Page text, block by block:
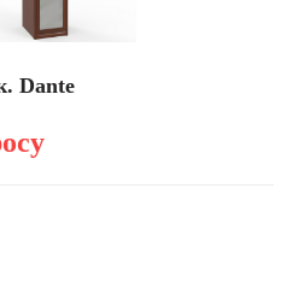
Dante